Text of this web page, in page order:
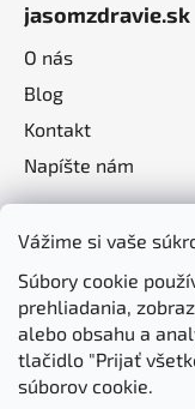
Vážime si vaše
Súbory cookie
prehliadania,
alebo obsahu a
tlačidlo "Prijať
súborov cookie.
jasomzdravie.sk
O nás
Blog
Kontakt
Napíšte nám